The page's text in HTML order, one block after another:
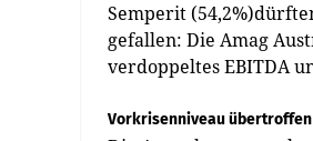
Semperit
gefallen: Die Amag
verdoppeltes EBITDA
Vorkrisenniveau übertroffen